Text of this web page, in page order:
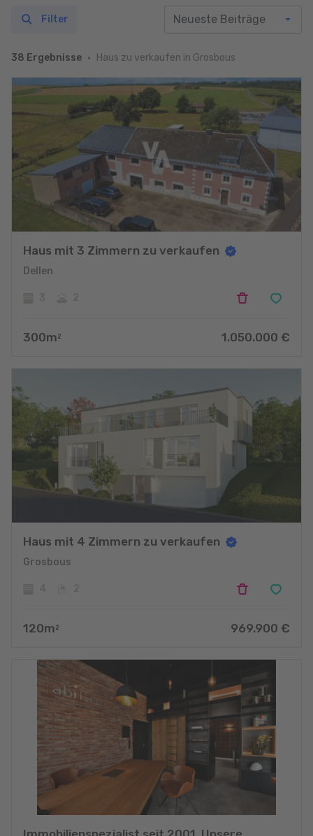
38 Ergebnisse Haus zu verkaufen in Grosbous
Filter
Haus mit 3 Zimmern zu verkaufen
Dellen
300m 2 1.050.000 €
Haus mit 4 Zimmern zu verkaufen
Grosbous
120m 2 969.900 €